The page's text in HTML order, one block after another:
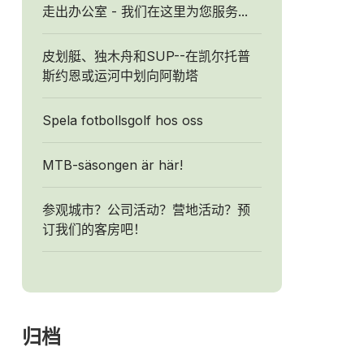
走出办公室 - 我们在这里为您服务...
皮划艇、独木舟和SUP--在凯尔托普
斯约恩或运河中划向阿勒塔
Spela fotbollsgolf hos oss
MTB-säsongen är här!
参观城市？公司活动？营地活动？预
订我们的客房吧！
归档